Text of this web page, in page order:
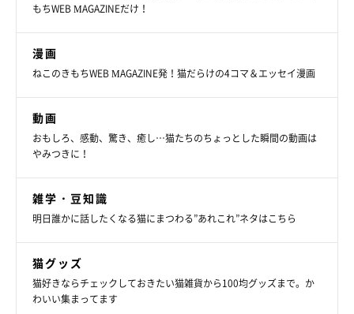
もちWEB MAGAZINEだけ！
漫画
ねこのきもちWEB MAGAZINE発！猫だらけの4コマ＆エッセイ漫画
動画
おもしろ、感動、驚き、癒し…猫たちのちょっとした瞬間の動画は
やみつきに！
雑学・豆知識
明日誰かに話したくなる猫にまつわる”あれこれ”ネタはこちら
猫グッズ
猫好きならチェックしておきたい猫雑貨から100均グッズまで。か
わいい集まってます